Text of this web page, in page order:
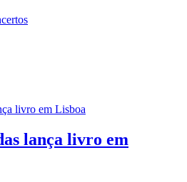
lança livro em